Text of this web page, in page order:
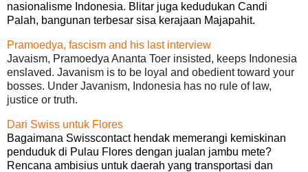
nasionalisme Indonesia. Blitar juga kedudukan Candi
Palah, bangunan terbesar sisa kerajaan Majapahit.
Pramoedya, fascism and his last interview
Javaism, Pramoedya Ananta Toer insisted, keeps Indonesia
enslaved. Javanism is to be loyal and obedient toward your
bosses. Under Javanism, Indonesia has no rule of law,
justice or truth.
Dari Swiss untuk Flores
Bagaimana Swisscontact hendak memerangi kemiskinan
penduduk di Pulau Flores dengan jualan jambu mete?
Rencana ambisius untuk daerah yang transportasi dan